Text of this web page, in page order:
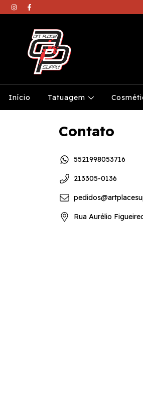
Início Tatuagem
Contato
5521998053716
213305-0136
Rua Aurélio